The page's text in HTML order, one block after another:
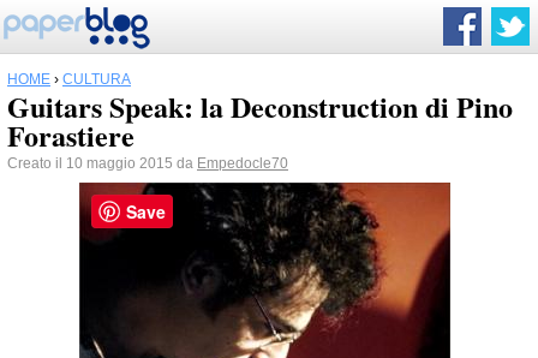
HOME › CULTURA
Guitars Speak: la Deconstruction di Pino
Forastiere
Creato il 10 maggio 2015 da Empedocle70
Save